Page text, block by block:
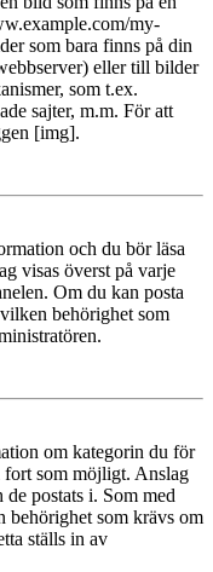
my-
som bara finns på din
eller till bilder
som t.ex.
sajter, m.m. För att
[img].
och du bör läsa
visas överst på varje
Om du kan posta
behörighet som
om kategorin du för
fort som möjligt. Anslag
postats i. Som med
behörighet som krävs om
ställs in av